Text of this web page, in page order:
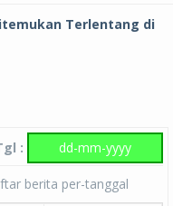
Terlentang di
:
berita per-tanggal